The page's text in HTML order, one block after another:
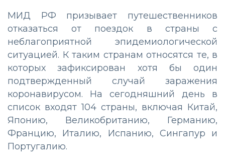
МИД РФ призывает путешественников
отказаться от поездок в страны с
неблагоприятной эпидемиологической
ситуацией. К таким странам относятся те, в
которых зафиксирован хотя бы один
подтвержденный случай заражения
коронавирусом. На сегодняшний день в
список входят 104 страны, включая Китай,
Японию, Великобританию, Германию,
Францию, Италию, Испанию, Сингапур и
Португалию.